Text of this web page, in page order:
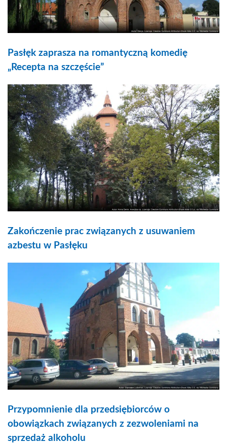
Pasłęk zaprasza na romantyczną komedię
„Recepta na szczęście”
Zakończenie prac związanych z usuwaniem
azbestu w Pasłęku
Przypomnienie dla przedsiębiorców o
obowiązkach związanych z zezwoleniami na
sprzedaż alkoholu